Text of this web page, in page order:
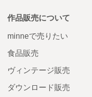
作品販売について
minneで売りたい
食品販売
ヴィンテージ販売
ダウンロード販売